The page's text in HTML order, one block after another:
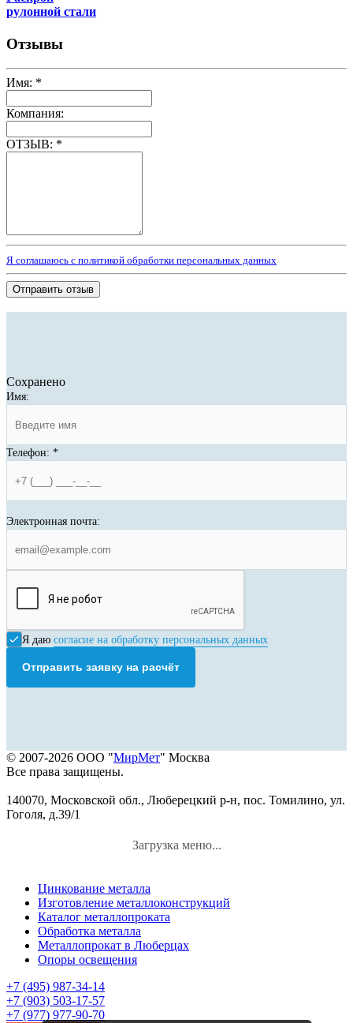
рулонной стали
Отзывы
Имя: *
Компания:
ОТЗЫВ: *
Я соглашаюсь с политикой обработки персональных данных
Отправить отзыв
Сохранено
Имя:
Телефон: *
Электронная почта:
Я даю согласие на обработку персональных данных
Отправить заявку на расчёт
© 2007-2026 ООО "МирМет" Москва
Все права защищены.
140070, Московской обл., Люберецкий р-н, пос. Томилино, ул.
Гоголя, д.39/1
Загрузка меню...
Цинкование металла
Изготовление металлоконструкций
Каталог металлопроката
Обработка металла
Металлопрокат в Люберцах
Опоры освещения
+7 (495) 987-34-14
+7 (903) 503-17-57
+7 (977) 977-90-70